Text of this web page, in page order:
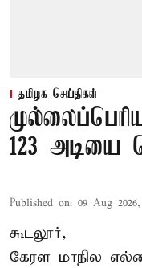
தமிழக செய்திகள்
123 அடியை
Published on: 09 Aug
கூடலூர்,
கேரள மாநில